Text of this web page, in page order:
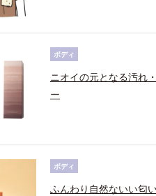
ボディ
ニオイの元となる汚れ
ー
ボディ
ふんわり自然ないい匂